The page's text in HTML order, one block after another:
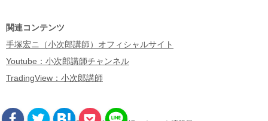
関連コンテンツ
手塚宏ニ（小次郎講師）オフィシャルサイト
Youtube：小次郎講師チャンネル
TradingView：小次郎講師